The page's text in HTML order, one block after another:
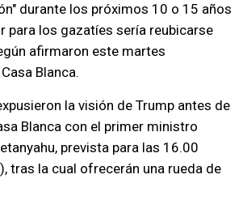
durante los próximos 10 o 15 años
para los gazatíes sería reubicarse
afirmaron este martes
Blanca.
la visión de Trump antes de
Blanca con el primer ministro
prevista para las 16.00
tras la cual ofrecerán una rueda de